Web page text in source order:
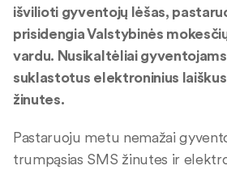
išvilioti gyventojų lėšas,
prisidengia Valstybinės
vardu. Nusikaltėliai
suklastotus elektroninius
žinutes.
Pastaruoju metu nemažai
trumpąsias SMS žinutes ir